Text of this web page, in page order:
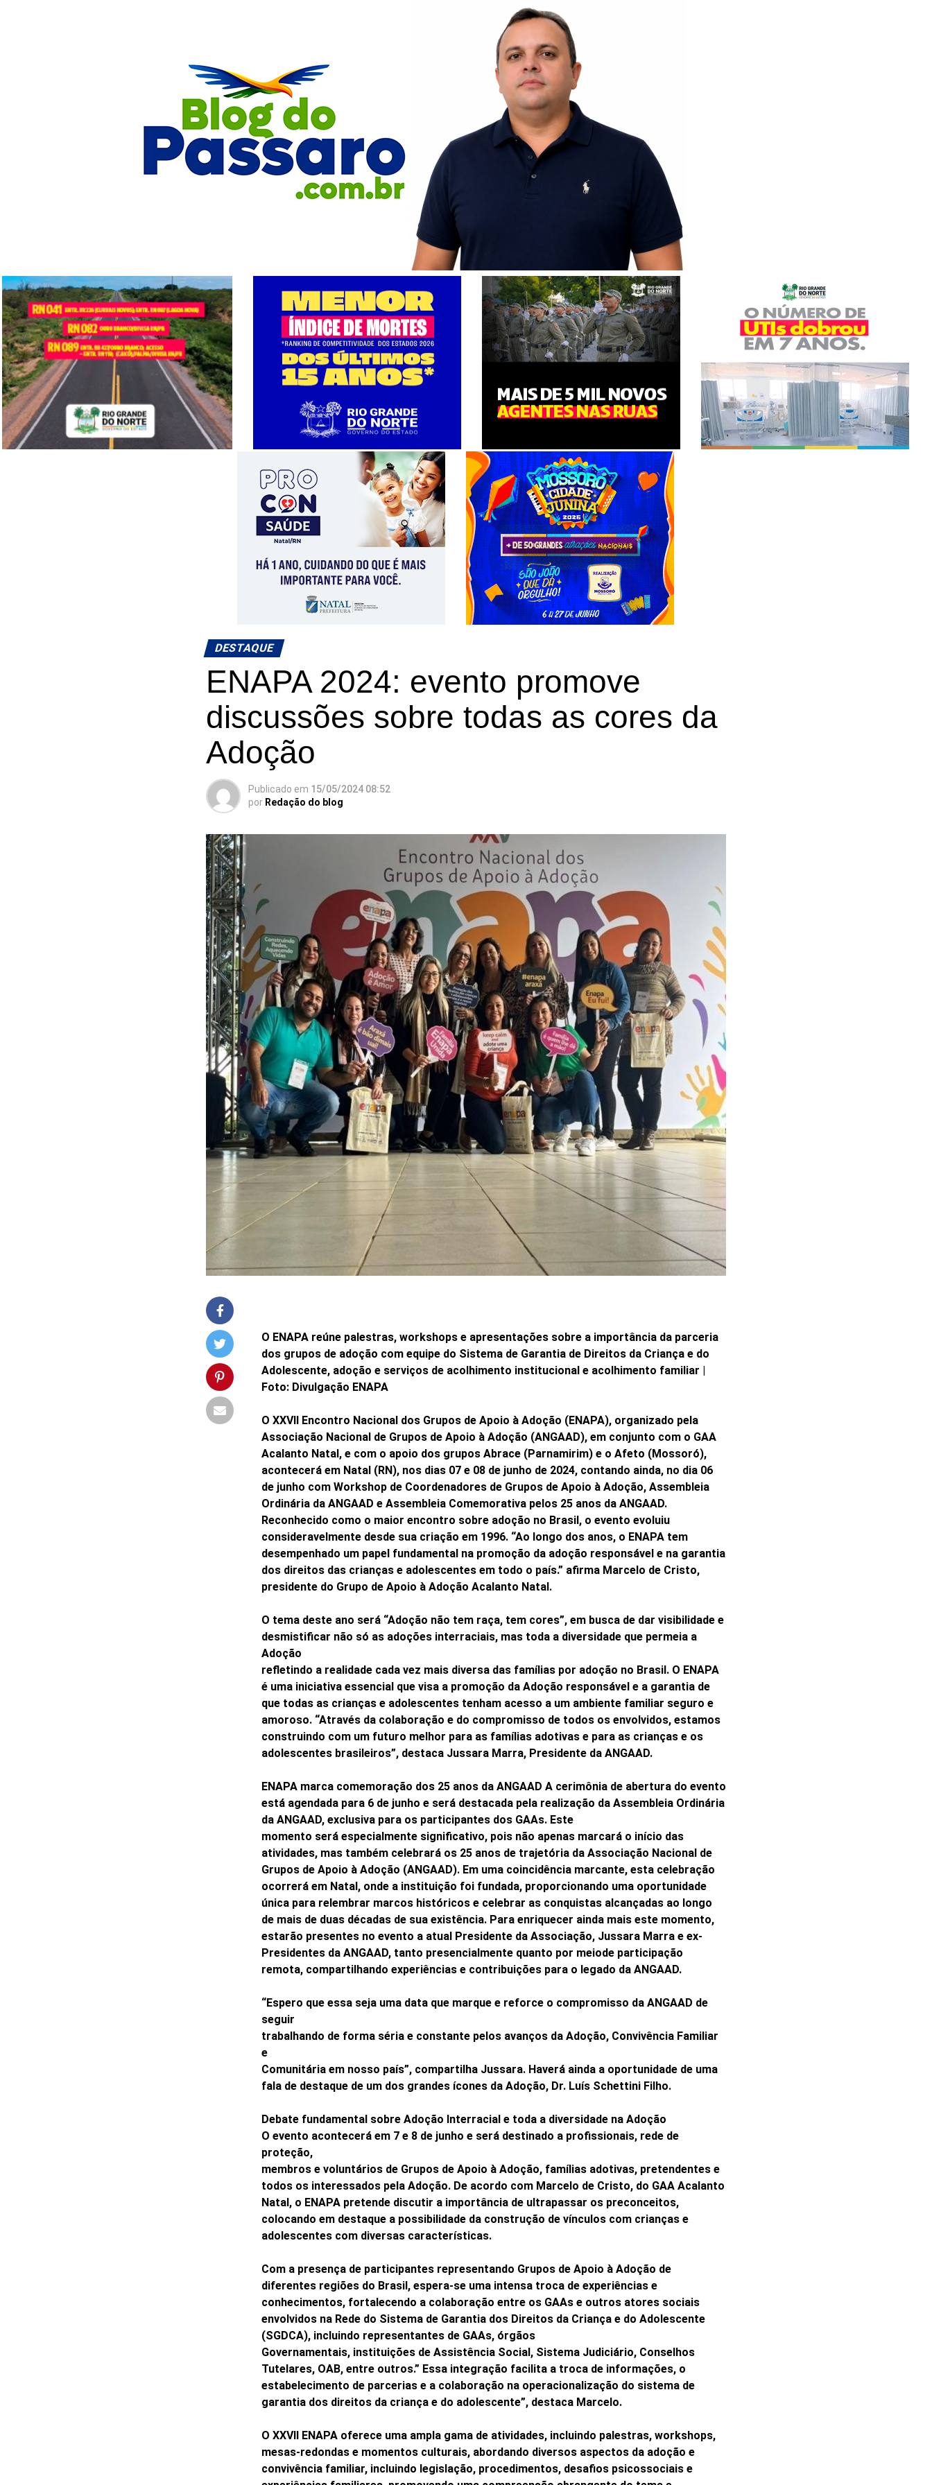
DESTAQUE
ENAPA 2024: evento promove
discussões sobre todas as cores da
Adoção
Publicado em 15/05/2024 08:52
por Redação do blog
O ENAPA reúne palestras, workshops e apresentações sobre a importância da parceria
dos grupos de adoção com equipe do Sistema de Garantia de Direitos da Criança e do
Adolescente, adoção e serviços de acolhimento institucional e acolhimento familiar |
Foto: Divulgação ENAPA
O XXVII Encontro Nacional dos Grupos de Apoio à Adoção (ENAPA), organizado pela
Associação Nacional de Grupos de Apoio à Adoção (ANGAAD), em conjunto com o GAA
Acalanto Natal, e com o apoio dos grupos Abrace (Parnamirim) e o Afeto (Mossoró),
acontecerá em Natal (RN), nos dias 07 e 08 de junho de 2024, contando ainda, no dia 06
de junho com Workshop de Coordenadores de Grupos de Apoio à Adoção, Assembleia
Ordinária da ANGAAD e Assembleia Comemorativa pelos 25 anos da ANGAAD.
Reconhecido como o maior encontro sobre adoção no Brasil, o evento evoluiu
consideravelmente desde sua criação em 1996. “Ao longo dos anos, o ENAPA tem
desempenhado um papel fundamental na promoção da adoção responsável e na garantia
dos direitos das crianças e adolescentes em todo o país.” afirma Marcelo de Cristo,
presidente do Grupo de Apoio à Adoção Acalanto Natal.
O tema deste ano será “Adoção não tem raça, tem cores”, em busca de dar visibilidade e
desmistificar não só as adoções interraciais, mas toda a diversidade que permeia a
Adoção
refletindo a realidade cada vez mais diversa das famílias por adoção no Brasil. O ENAPA
é uma iniciativa essencial que visa a promoção da Adoção responsável e a garantia de
que todas as crianças e adolescentes tenham acesso a um ambiente familiar seguro e
amoroso. “Através da colaboração e do compromisso de todos os envolvidos, estamos
construindo com um futuro melhor para as famílias adotivas e para as crianças e os
adolescentes brasileiros”, destaca Jussara Marra, Presidente da ANGAAD.
ENAPA marca comemoração dos 25 anos da ANGAAD A cerimônia de abertura do evento
está agendada para 6 de junho e será destacada pela realização da Assembleia Ordinária
da ANGAAD, exclusiva para os participantes dos GAAs. Este
momento será especialmente significativo, pois não apenas marcará o início das
atividades, mas também celebrará os 25 anos de trajetória da Associação Nacional de
Grupos de Apoio à Adoção (ANGAAD). Em uma coincidência marcante, esta celebração
ocorrerá em Natal, onde a instituição foi fundada, proporcionando uma oportunidade
única para relembrar marcos históricos e celebrar as conquistas alcançadas ao longo
de mais de duas décadas de sua existência. Para enriquecer ainda mais este momento,
estarão presentes no evento a atual Presidente da Associação, Jussara Marra e ex-
Presidentes da ANGAAD, tanto presencialmente quanto por meiode participação
remota, compartilhando experiências e contribuições para o legado da ANGAAD.
“Espero que essa seja uma data que marque e reforce o compromisso da ANGAAD de
seguir
trabalhando de forma séria e constante pelos avanços da Adoção, Convivência Familiar
e
Comunitária em nosso país”, compartilha Jussara. Haverá ainda a oportunidade de uma
fala de destaque de um dos grandes ícones da Adoção, Dr. Luís Schettini Filho.
Debate fundamental sobre Adoção Interracial e toda a diversidade na Adoção
O evento acontecerá em 7 e 8 de junho e será destinado a profissionais, rede de
proteção,
membros e voluntários de Grupos de Apoio à Adoção, famílias adotivas, pretendentes e
todos os interessados pela Adoção. De acordo com Marcelo de Cristo, do GAA Acalanto
Natal, o ENAPA pretende discutir a importância de ultrapassar os preconceitos,
colocando em destaque a possibilidade da construção de vínculos com crianças e
adolescentes com diversas características.
Com a presença de participantes representando Grupos de Apoio à Adoção de
diferentes regiões do Brasil, espera-se uma intensa troca de experiências e
conhecimentos, fortalecendo a colaboração entre os GAAs e outros atores sociais
envolvidos na Rede do Sistema de Garantia dos Direitos da Criança e do Adolescente
(SGDCA), incluindo representantes de GAAs, órgãos
Governamentais, instituições de Assistência Social, Sistema Judiciário, Conselhos
Tutelares, OAB, entre outros.” Essa integração facilita a troca de informações, o
estabelecimento de parcerias e a colaboração na operacionalização do sistema de
garantia dos direitos da criança e do adolescente”, destaca Marcelo.
O XXVII ENAPA oferece uma ampla gama de atividades, incluindo palestras, workshops,
mesas-redondas e momentos culturais, abordando diversos aspectos da adoção e
convivência familiar, incluindo legislação, procedimentos, desafios psicossociais e